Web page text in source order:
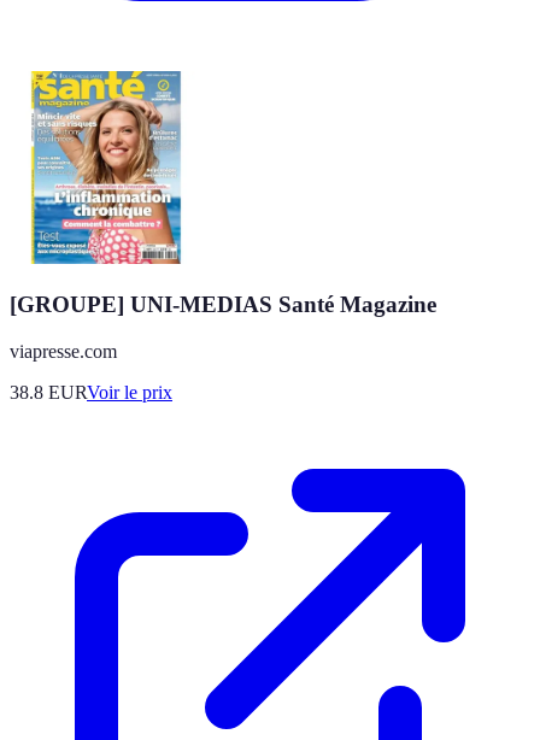
[GROUPE] UNI-MEDIAS Santé Magazine
viapresse.com
38.8 EURVoir le prix